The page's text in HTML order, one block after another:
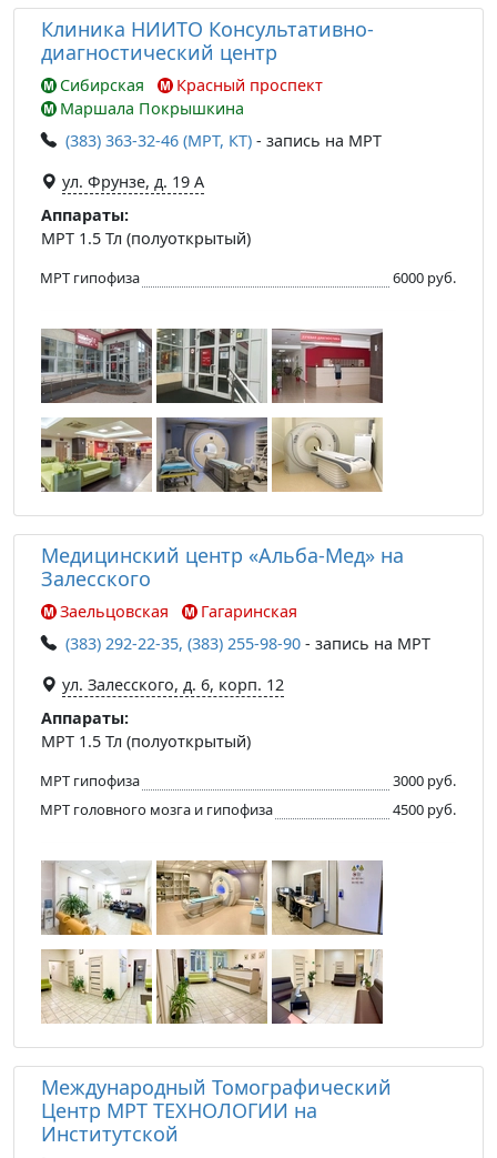
Клиника НИИТО Консультативно-
диагностический центр
Сибирская
Красный проспект
Маршала Покрышкина
(383) 363-32-46 (МРТ, КТ) - запись на МРТ
ул. Фрунзе, д. 19 А
Аппараты:
МРТ 1.5 Тл (полуоткрытый)
МРТ гипофиза 6000 руб.
Медицинский центр «Альба-Мед» на
Залесского
Заельцовская
Гагаринская
(383) 292-22-35, (383) 255-98-90 - запись на МРТ
ул. Залесского, д. 6, корп. 12
Аппараты:
МРТ 1.5 Тл (полуоткрытый)
МРТ гипофиза
3000 руб.
МРТ головного мозга и гипофиза
4500 руб.
Международный Томографический
Центр МРТ ТЕХНОЛОГИИ на
Институтской